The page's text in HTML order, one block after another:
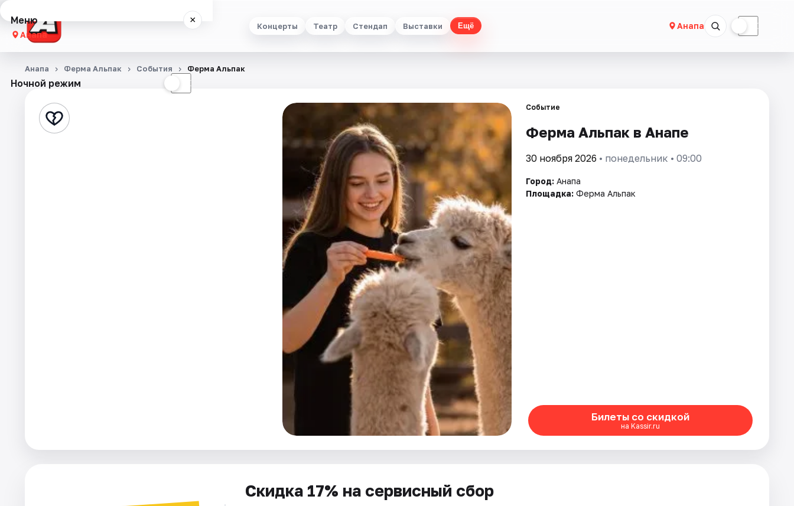
Концерты Театр Стендап Выставки Ещё Анапа ☾
Меню ×
Анапа
Концерты
Стендап
Ночной режим ☾
Анапа Ферма Альпак События Ферма Альпак
Событие
Ферма Альпак в Анапе
30 ноября 2026 • понедельник • 09:00
Город: Анапа
Площадка: Ферма Альпак
Билеты со скидкой
на Kassir.ru
Скидка 17% на сервисный сбор